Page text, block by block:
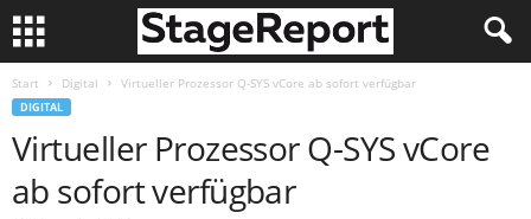
Start Digital Virtueller Prozessor Q-SYS vCore ab sofort verfügbar
DIGITAL
Virtueller Prozessor Q-SYS vCore
ab sofort verfügbar